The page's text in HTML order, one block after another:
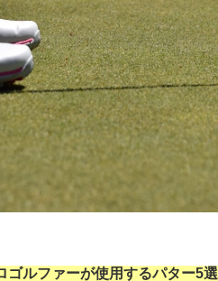
ゴルファーが使用するパター5選